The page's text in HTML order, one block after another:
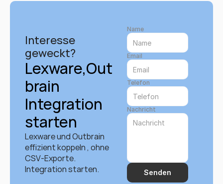
Interesse
geweckt?
Lexware,Out
brain
Integration
starten
Lexware und Outbrain
effizient koppeln , ohne
CSV-Exporte.
Integration starten.
Name
Email
Telefon
Nachricht
Senden